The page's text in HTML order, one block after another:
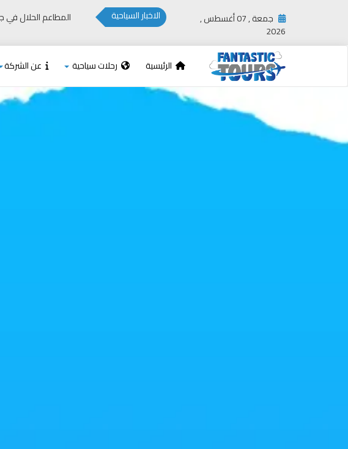
جمعة , 07 أغسطس ,
2026
الاخبار السياحية
الرئيسية رحلات سياحية عن الشركة